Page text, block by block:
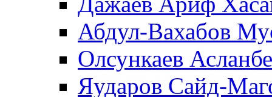
Абдул-Вахабов
Олсункаев
Яударов Сайд-